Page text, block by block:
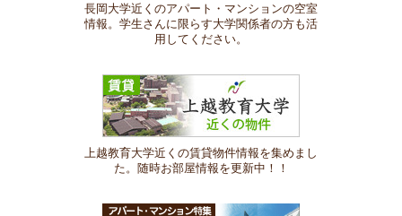
長岡大学近くのアパート・マンションの空室
情報。学生さんに限らす大学関係者の方も活
用してください。
上越教育大学近くの賃貸物件情報を集めまし
た。随時お部屋情報を更新中！！